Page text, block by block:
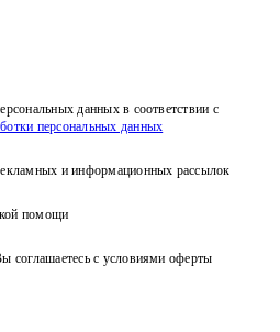
данных в соответствии с
персональных данных
и информационных рассылок
помощи
соглашаетесь с условиями оферты